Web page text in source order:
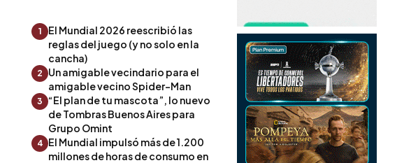
1
El Mundial 2026 reescribió las
reglas del juego (y no solo en la
cancha)
2
Un amigable vecindario para el
amigable vecino Spider-Man
3
“El plan de tu mascota”, lo nuevo
de Tombras Buenos Aires para
Grupo Omint
4 El Mundial impulsó más de 1.200
millones de horas de consumo en